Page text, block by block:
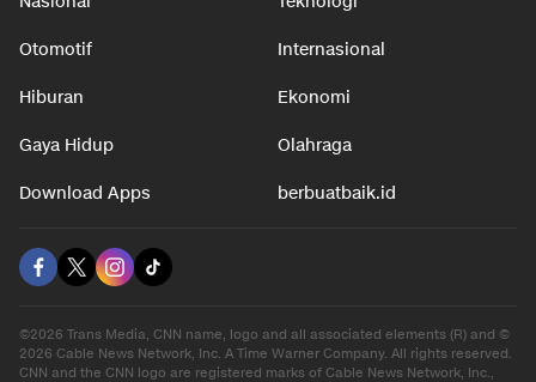
Otomotif Internasional
Hiburan Ekonomi
Gaya Hidup Olahraga
Download Apps berbuatbaik.id
©2026 Trans Media, CNN name, logo and all associated elements (R) and ©
2026 Cable News Network, Inc. A Time Warner Company. All rights reserved.
CNN and the CNN logo are registered marks of Cable News Network, Inc.,